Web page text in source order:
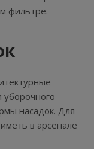
фильтре.
уборочного
насадок. Для
в арсенале